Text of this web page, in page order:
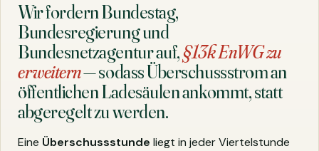
Wir fordern Bundestag,
Bundesregierung und
Bundesnetzagentur auf,§13k EnWG zu
erweitern— sodass Überschussstrom an
öffentlichen Ladesäulen ankommt, statt
abgeregelt zu werden.
Eine Überschussstunde liegt in jeder Viertelstunde